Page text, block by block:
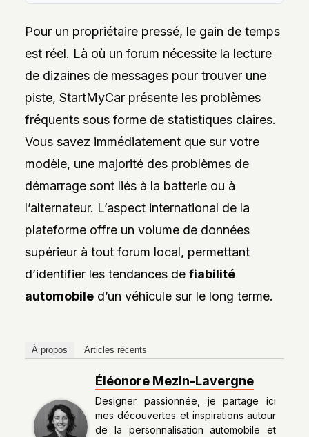
Pour un propriétaire pressé, le gain de temps
est réel. Là où un forum nécessite la lecture
de dizaines de messages pour trouver une
piste, StartMyCar présente les problèmes
fréquents sous forme de statistiques claires.
Vous savez immédiatement que sur votre
modèle, une majorité des problèmes de
démarrage sont liés à la batterie ou à
l’alternateur. L’aspect international de la
plateforme offre un volume de données
supérieur à tout forum local, permettant
d’identifier les tendances de fiabilité
automobiled’un véhicule sur le long terme.
À propos Articles récents
Éléonore Mezin-Lavergne
Designer passionnée, je partage ici
mes découvertes et inspirations autour
de la personnalisation automobile et